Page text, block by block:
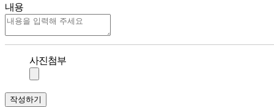
내용
사진첨부
작성하기